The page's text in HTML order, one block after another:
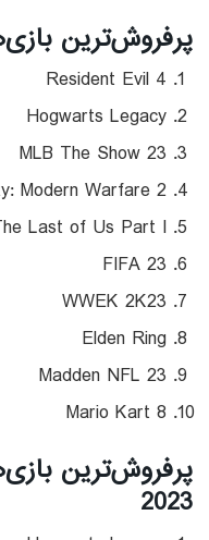
پرفروش‌ترین
Resident Evil 4
Hogwarts Legacy
MLB The Show 23
Modern Warfare 2
Last of Us Part I
FIFA 23
WWEK 2K23
Elden Ring
Madden NFL 23
Mario Kart 8
پر‌فروش‌ترین
2023